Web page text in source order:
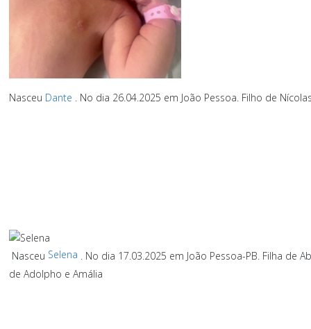
Nasceu Dante . No dia 26.04.2025 em João Pessoa. Filho de
Nasceu Selena . No dia 17.03.2025 em João Pessoa-PB. Filha de
de Adolpho e Amália